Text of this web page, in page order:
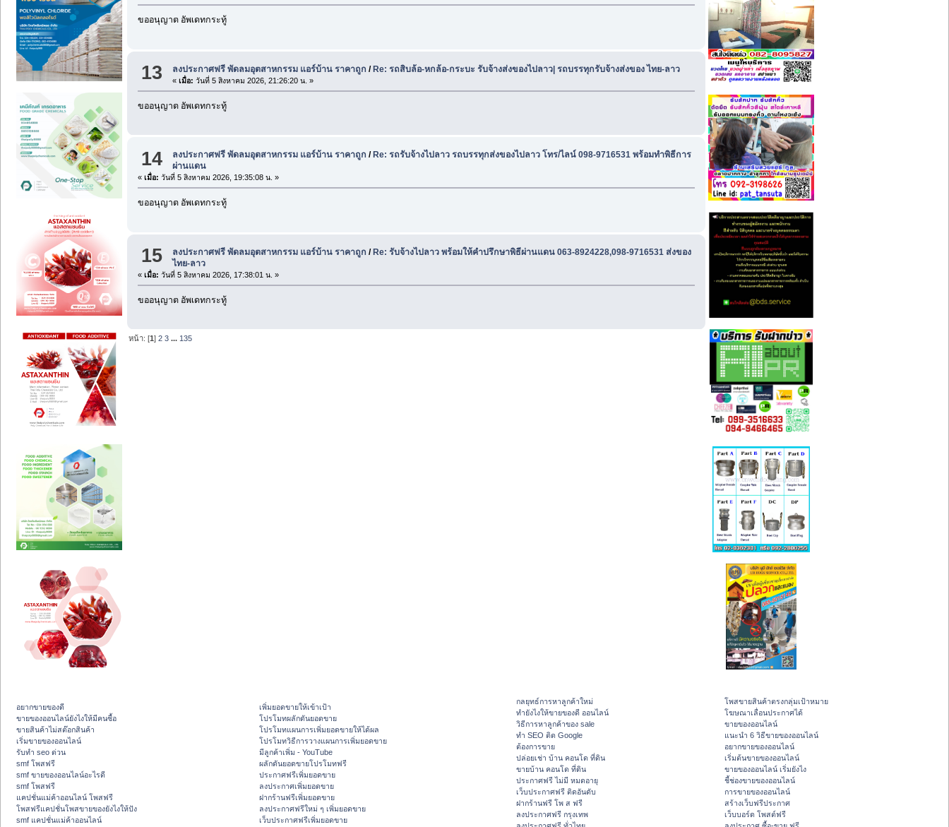
ขออนุญาต อัพเดทกระทู้
13 ลงประกาศฟรี พัดลมอุตสาหกรรม แอร์บ้าน ราคาถูก /Re: รถสิบล้อ-หกล้อ-กระบะ รับจ้างส่งของไปลาว| รถบรรทุกรับจ้างส่งของ ไทย-ลาว
«เมื่อ: วันที่ 5 สิงหาคม 2026, 21:26:20 น. »
ขออนุญาต อัพเดทกระทู้
14 ลงประกาศฟรี พัดลมอุตสาหกรรม แอร์บ้าน ราคาถูก / Re: รถรับจ้างไปลาว รถบรรทุกส่งของไปลาว โทร/ไลน์ 098-9716531 พร้อมทำพิธีการ
ผ่านแดน
« เมื่อ: วันที่ 5 สิงหาคม 2026, 19:35:08 น. »
ขออนุญาต อัพเดทกระทู้
15 ลงประกาศฟรี พัดลมอุตสาหกรรม แอร์บ้าน ราคาถูก /Re: รับจ้างไปลาว พร้อมให้คำปรึกษาพิธีผ่านแดน 063-8924228,098-9716531 ส่งของ
ไทย-ลาว
« เมื่อ: วันที่ 5 สิงหาคม 2026, 17:38:01 น. »
ขออนุญาต อัพเดทกระทู้
หน้า: [1]2 3 ... 135
อยากขายของดี
ขายของออนไลน์ยังไงให้มีคนซื้อ
ขายสินค้าไม่สต๊อกสินค้า
เริ่มขายของออนไลน์
รับทำ seo ด่วน
smf โพสฟรี
smf ขายของออนไลน์อะไรดี
smf โพสฟรี
แคปชั่นแม่ค้าออนไลน์ โพสฟรี
โพสฟรีแคปชั่นโพสขายของยังไงให้ปัง
smf แคปชั่นแม่ค้าออนไลน์
เพิ่มยอดขายให้เข้าเป้า
โปรโมทผลักดันยอดขาย
โปรโมทแผนการเพิ่มยอดขายให้ได้ผล
โปรโมทวิธีการวางแผนการเพิ่มยอดขาย
มีลูกค้าเพิ่ม - YouTube
ผลักดันยอดขายโปรโมทฟรี
ประกาศฟรีเพิ่มยอดขาย
ลงประกาศเพิ่มยอดขาย
ฝากร้านฟรีเพิ่มยอดขาย
ลงประกาศฟรีใหม่ ๆ เพิ่มยอดขาย
เว็บประกาศฟรีเพิ่มยอดขาย
กลยุทธ์การหาลูกค้าใหม่
ทํายังไงให้ขายของดี ออนไลน์
วิธีการหาลูกค้าของ sale
ทำ SEO ติด Google
ต้องการขาย
ปล่อยเช่า บ้าน คอนโด ที่ดิน
ขายบ้าน คอนโด ที่ดิน
ประกาศฟรี ไม่มี หมดอายุ
เว็บประกาศฟรี ติดอันดับ
ฝากร้านฟรี โพ ส ฟรี
ลงประกาศฟรี กรุงเทพ
โพสขายสินค้าตรงกลุ่มเป้าหมาย
โฆษณาเลื่อนประกาศได้
ขายของออนไลน์
แนะนำ 6 วิธีขายของออนไลน์
อยากขายของออนไลน์
เริ่มต้นขายของออนไลน์
ขายของออนไลน์ เริ่มยังไง
ชี้ช่องขายของออนไลน์
การขายของออนไลน์
สร้างเว็บฟรีประกาศ
เว็บบอร์ด โพสต์ฟรี